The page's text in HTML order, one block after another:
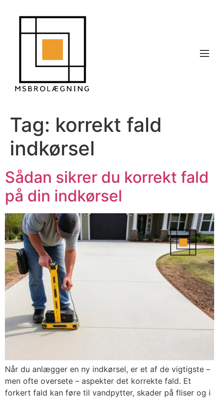
Tag: korrekt fald
indkørsel
Sådan sikrer du korrekt fald
på din indkørsel
Når du anlægger en ny indkørsel, er et af de vigtigste –
men ofte oversete – aspekter det korrekte fald. Et
forkert fald kan føre til vandpytter, skader på fliser og i